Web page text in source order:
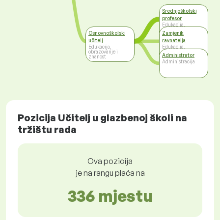
Osnovnoškolski
učitelj
Edukacija,
obrazovanje i
znanost
Srednjoškolski
profesor
Edukacija,
obrazovanje i
znanost
Zamjenik
ravnatelja
Edukacija,
obrazovanje i
znanost
Administrator
Administracija
Pozicija Učitelj u glazbenoj školi na
tržištu rada
Ova pozicija
je na rangu plaća na
336 mjestu